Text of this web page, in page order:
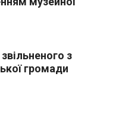
з
громади